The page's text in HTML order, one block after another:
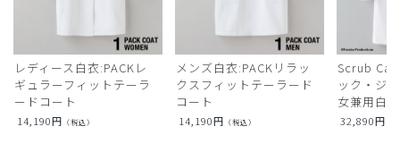
レディース白衣:PACKレ
ギュラーフィットテーラ
ードコート
14,190円 （税込）
メンズ白衣:PACKリラッ
クスフィットテーラード
コート
14,190円 （税込）
Scrub
ック・ジ
女兼用白
32,890円